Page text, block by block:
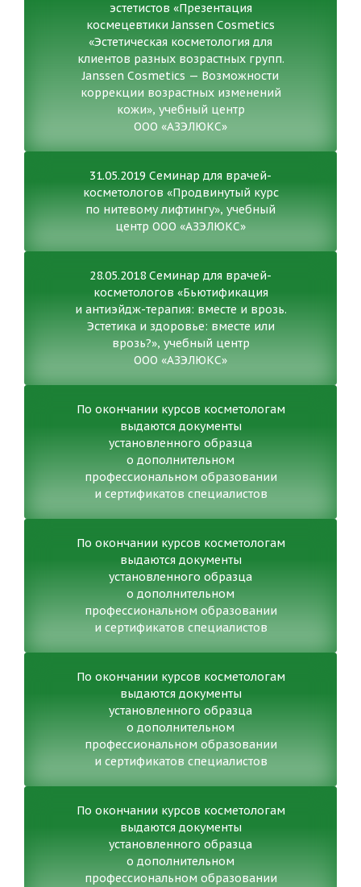
эстетистов «Презентация
космецевтики Janssen Cosmetics
«Эстетическая косметология для
клиентов разных возрастных групп.
Janssen Cosmetics — Возможности
коррекции возрастных изменений
кожи», учебный центр
ООО «АЗЭЛЮКС»
31.05.2019 Семинар для врачей-
косметологов «Продвинутый курс
по нитевому лифтингу», учебный
центр ООО «АЗЭЛЮКС»
28.05.2018 Семинар для врачей-
косметологов «Бьютификация
и антиэйдж-терапия: вместе и врозь.
Эстетика и здоровье: вместе или
врозь?», учебный центр
ООО «АЗЭЛЮКС»
По окончании курсов косметологам
выдаются документы
установленного образца
о дополнительном
профессиональном образовании
и сертификатов специалистов
По окончании курсов косметологам
выдаются документы
установленного образца
о дополнительном
профессиональном образовании
и сертификатов специалистов
По окончании курсов косметологам
выдаются документы
установленного образца
о дополнительном
профессиональном образовании
и сертификатов специалистов
По окончании курсов косметологам
выдаются документы
установленного образца
о дополнительном
профессиональном образовании